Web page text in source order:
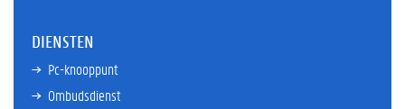
DIENSTEN
Pc-knooppunt
Ombudsdienst